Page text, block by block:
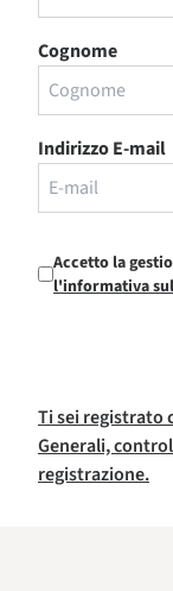
Cognome
Indirizzo E-mail
Accetto la
l'informativa
Ti sei registrato
Generali,
registrazione.